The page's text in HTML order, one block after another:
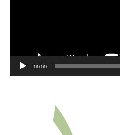
00:00